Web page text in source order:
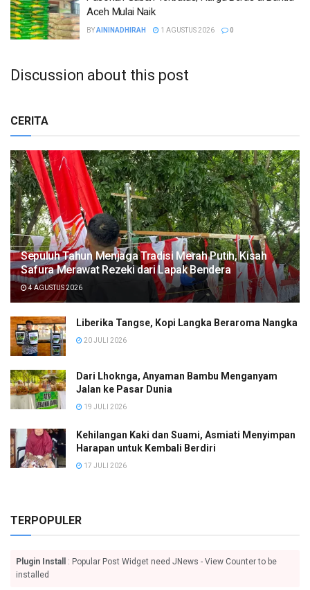
Aceh Mulai Naik
BYAININADHIRAH 1 AGUSTUS 2026 0
Discussion about this post
CERITA
Sepuluh Tahun Menjaga Tradisi Merah Putih, Kisah
Safura Merawat Rezeki dari Lapak Bendera
4 AGUSTUS 2026
Liberika Tangse, Kopi Langka Beraroma Nangka
20 JULI 2026
Dari Lhoknga, Anyaman Bambu Menganyam
Jalan ke Pasar Dunia
19 JULI 2026
Kehilangan Kaki dan Suami, Asmiati Menyimpan
Harapan untuk Kembali Berdiri
17 JULI 2026
TERPOPULER
Plugin Install
: Popular Post Widget need JNews - View Counter to be
installed